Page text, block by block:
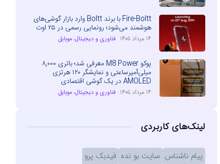
Fire-Boltt با برند Boltt وارد بازار گوشی‌های
هوشمند می‌شود؛ رونمایی رسمی در ۲۵ اوت
۱۴ مرداد ۱۴۰۵ فناوری و دیجیتال،موبایل
پوکو M8 Power معرفی شد؛ باتری ۸,۰۰۰
میلی‌آمپرساعتی و نمایشگر ۱۲۰ هرتزی
AMOLED در یک گوشی اقتصادی
۱۴ مرداد ۱۴۰۵ فناوری و دیجیتال،موبایل
لینک‌های کاربردی
پیام ناشناس سایت بو نده فیدبک پرو